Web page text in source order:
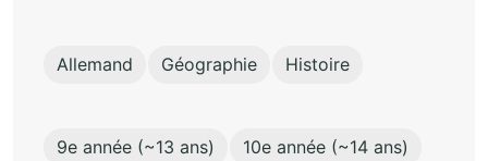
Allemand Géographie Histoire
9e année (~13 ans)
10e année (~14 ans)